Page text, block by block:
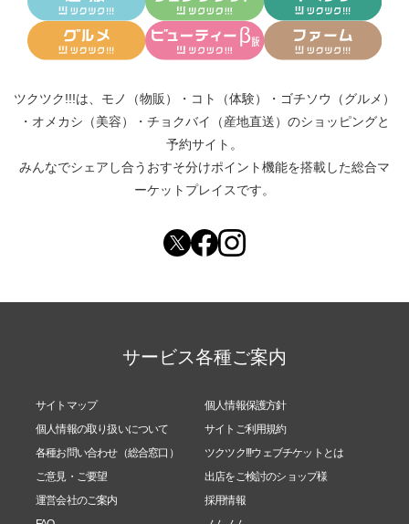
ツクツク!!!は、 モノ（物販） ・ コト（体験） ・ ゴチソウ（グルメ）
・ オメカシ（美容） ・ チョクバイ（産地直送） のショッピングと
予約サイト。
みんなでシェアし合う おすそ分けポイント機能を搭載した総合マ
ーケットプレイスです。
サービス各種ご案内
サイトマップ
個人情報保護方針
個人情報の取り扱いについて
サイトご利用規約
各種お問い合わせ（総合窓口）
ツクツク!!!ウェブチケットとは
ご意見・ご要望
出店をご検討のショップ様
運営会社のご案内
採用情報